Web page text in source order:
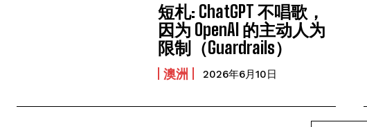
短札: ChatGPT 不唱歌，
因为 OpenAI 的主动人为
限制（Guardrails）
澳洲 2026年6月10日